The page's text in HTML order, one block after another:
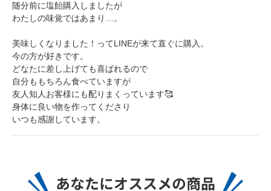
随分前に塩飴購入しましたが
わたしの味覚ではあまり…。
美味しくなりました！ってLINEが来て直ぐに購入。
今の方が好きです。
どなたに差し上げても喜ばれるので
自分ももちろん食べていますが
友人知人お客様にも配りまくっています🥰
身体に良い物を作ってくださり
いつも感謝しています。